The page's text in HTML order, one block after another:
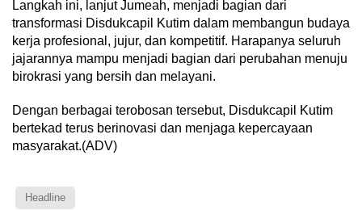
Langkah ini, lanjut Jumeah, menjadi bagian dari
transformasi Disdukcapil Kutim dalam membangun budaya
kerja profesional, jujur, dan kompetitif. Harapanya seluruh
jajarannya mampu menjadi bagian dari perubahan menuju
birokrasi yang bersih dan melayani.
Dengan berbagai terobosan tersebut, Disdukcapil Kutim
bertekad terus berinovasi dan menjaga kepercayaan
masyarakat.(ADV)
Headline